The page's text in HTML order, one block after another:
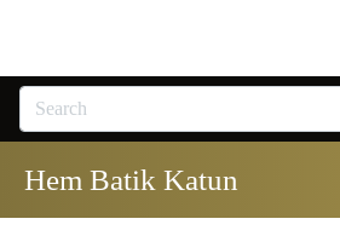
Hem Batik Katun